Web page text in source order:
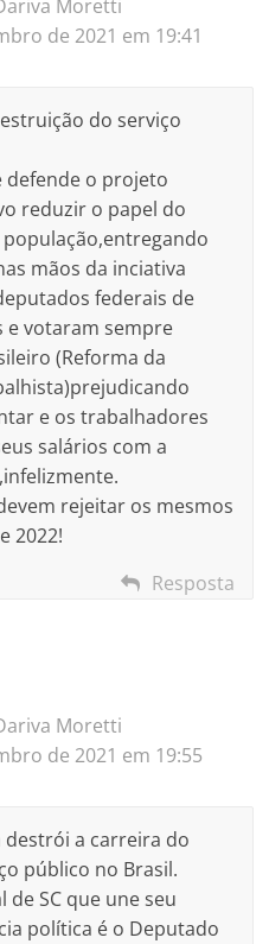
Moretti
de 2021 em 19:41
do serviço
defende o projeto
reduzir o papel do
mãos da inciativa
federais de
e votaram sempre
(Reforma da
e os trabalhadores
salários com a
rejeitar os mesmos
2022!
Resposta
Moretti
de 2021 em 19:55
a carreira do
público no Brasil.
SC que une seu
política é o Deputado